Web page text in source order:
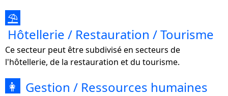
⛱
Hôtellerie / Restauration / Tourisme
Ce secteur peut être subdivisé en secteurs de
l'hôtellerie, de la restauration et du tourisme.
👩 Gestion / Ressources humaines